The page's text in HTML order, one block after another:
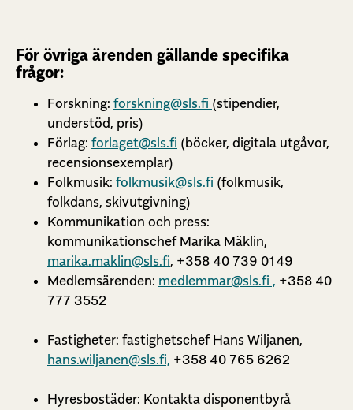
För övriga ärenden gällande specifika
frågor:
Forskning: forskning@sls.fi (stipendier,
understöd, pris)
Förlag: forlaget@sls.fi (böcker, digitala utgåvor,
recensionsexemplar)
Folkmusik: folkmusik@sls.fi (folkmusik,
folkdans, skivutgivning)
Kommunikation och press:
kommunikationschef Marika Mäklin,
marika.maklin@sls.fi, +358 40 739 0149
Medlemsärenden: medlemmar@sls.fi , +358 40
777 3552
Fastigheter: fastighetschef Hans Wiljanen,
hans.wiljanen@sls.fi, +358 40 765 6262
Hyresbostäder: Kontakta disponentbyrå